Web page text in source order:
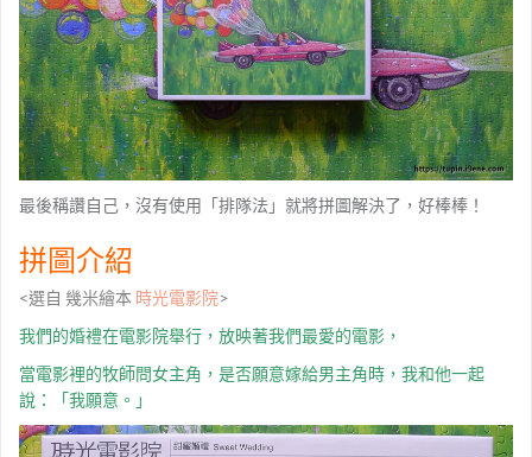
最後稱讚自己，沒有使用「排隊法」就將拼圖解決了，好棒棒！
拼圖介紹
<選自 幾米繪本 時光電影院>
我們的婚禮在電影院舉行，放映著我們最愛的電影，
當電影裡的牧師問女主角，是否願意嫁給男主角時，我和他一起
說：「我願意。」